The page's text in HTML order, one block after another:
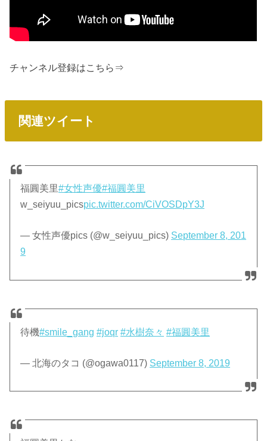
チャンネル登録はこちら⇒
関連ツイート
福圓美里#女性声優#福圓美里
w_seiyuu_picspic.twitter.com/CiVOSDpY3J
— 女性声優pics (@w_seiyuu_pics) September 8, 201
9
待機#smile_gang #joqr #水樹奈々 #福圓美里
— 北海のタコ (@ogawa0117) September 8, 2019